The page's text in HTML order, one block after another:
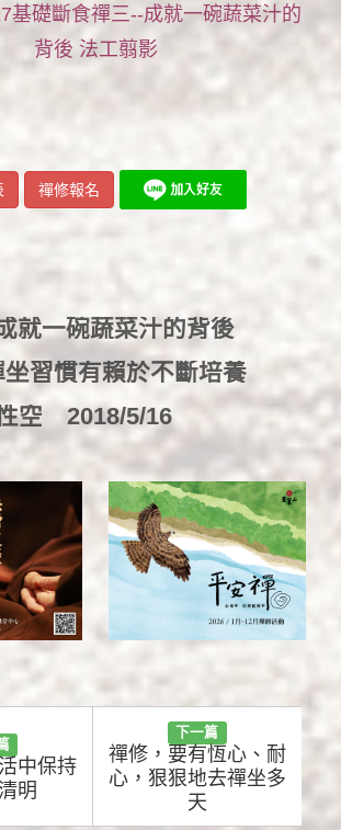
基礎斷食禪三--成就一碗蔬菜汁的
背後 法工翦影
禪修報名
就一碗蔬菜汁的背後
2018/5/28
坐習慣有賴於不斷培養
空 2018/5/16
中保持
明
下一篇
禪修，要有恆心、耐
心，狠狠地去禪坐多
天